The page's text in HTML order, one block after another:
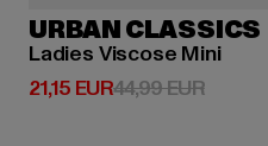
URBAN CLASSICS
Ladies Viscose Mini
21,15 EUR
Derzeitiger Preis: 21,15 EUR
44,99 EUR